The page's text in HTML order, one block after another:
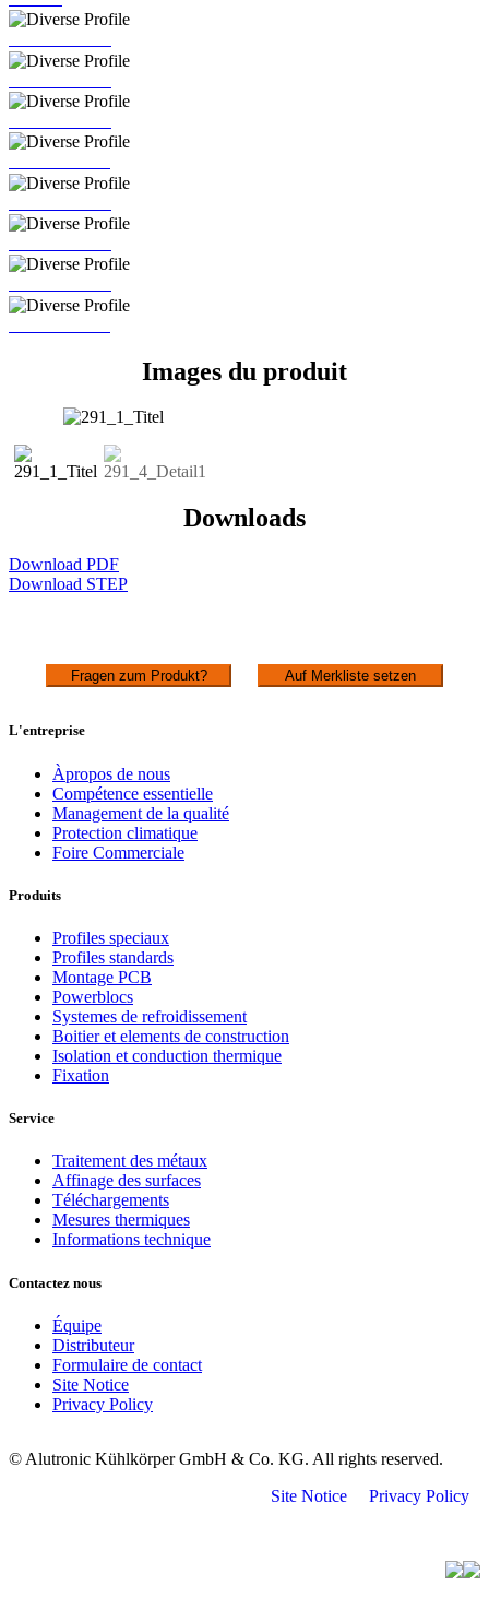
Images du produit
Downloads
Download PDF
Download STEP
Fragen zum Produkt? Auf Merkliste setzen
L'entreprise
Àpropos de nous
Compétence essentielle
Management de la qualité
Protection climatique
Foire Commerciale
Produits
Profiles speciaux
Profiles standards
Montage PCB
Powerblocs
Systemes de refroidissement
Boitier et elements de construction
Isolation et conduction thermique
Fixation
Service
Traitement des métaux
Affinage des surfaces
Téléchargements
Mesures thermiques
Informations technique
Contactez nous
Équipe
Distributeur
Formulaire de contact
Site Notice
Privacy Policy
© Alutronic Kühlkörper GmbH & Co. KG. All rights reserved.
Site Notice
Privacy Policy